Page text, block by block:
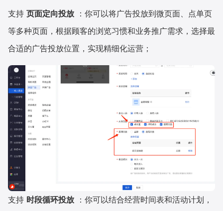
支持 页面定向投放 ：你可以将广告投放到微页面、点单页
等多种页面，根据顾客的浏览习惯和业务推广需求，选择最
合适的广告投放位置，实现精细化运营；
支持 时段循环投放 ：你可以结合经营时间表和活动计划，